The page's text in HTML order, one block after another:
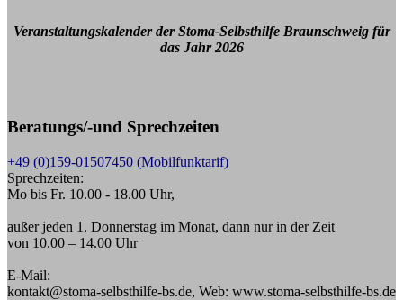
Veranstaltungskalender der Stoma-Selbsthilfe Braunschweig für
das Jahr 2026
Beratungs/-und Sprechzeiten
+49 (0)159-01507450 (Mobilfunktarif)
Sprechzeiten:
Mo bis Fr. 10.00 - 18.00 Uhr,
außer jeden 1. Donnerstag im Monat, dann nur in der Zeit
von 10.00 – 14.00 Uhr
E-Mail:
kontakt@stoma-selbsthilfe-bs.de, Web: www.stoma-selbsthilfe-bs.de